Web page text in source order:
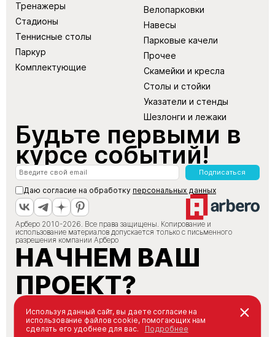
Тренажеры
Стадионы
Теннисные столы
Паркур
Комплектующие
Велопарковки
Навесы
Парковые качели
Прочее
Скамейки и кресла
Столы и стойки
Указатели и стенды
Шезлонги и лежаки
Будьте первыми в
курсе событий!
Подписаться
Даю согласие на обработку персональных данных
Арберо 2010-2026. Все права защищены. Копирование и
использование материалов допускается только с письменного
разрешения компании Арберо
НАЧНЕМ ВАШ
ПРОЕКТ?
+7 (495) 147-66-88
info@arbero.ru
Используя данный сайт, вы даете согласие на
использование файлов cookie, помогающих нам
сделать его удобнее для вас.
Подробнее